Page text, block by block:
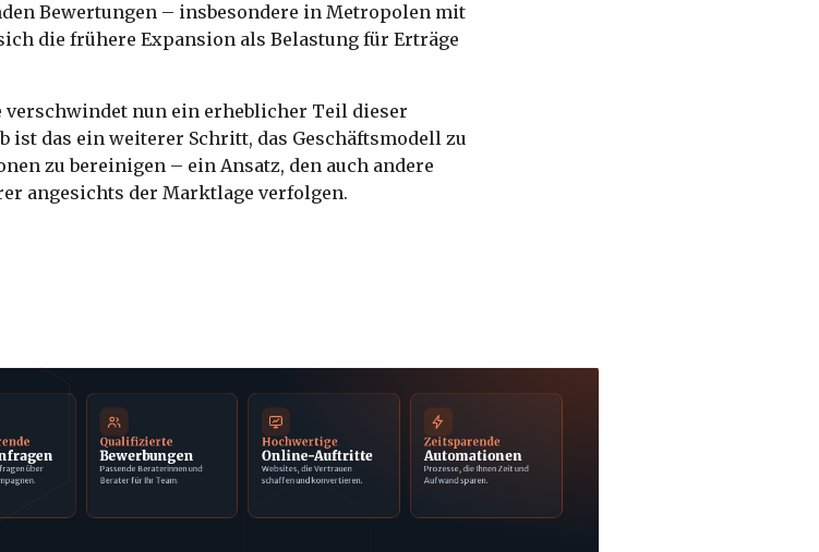
Bewertungen – insbesondere in Metropolen mit
die frühere Expansion als Belastung für Erträge
nun ein erheblicher Teil dieser
ist das ein weiterer Schritt, das Geschäftsmodell zu
zu bereinigen – ein Ansatz, den auch andere
angesichts der Marktlage verfolgen.
über
Qualifizierte
Bewerbungen
Passende Beraterinnen und
Berater für Ihr Team.
Hochwertige
Online-Auftritte
Websites, die Vertrauen
schaffen und konvertieren.
Zeitsparende
Automationen
Prozesse, die Ihnen Zeit und
Aufwand sparen.